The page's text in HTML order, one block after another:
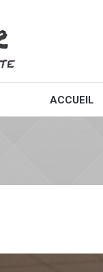
ACCUEIL